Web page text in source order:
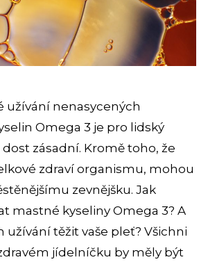
užívání nenasycených
Omega 3 je pro lidský
zásadní. Kromě toho, že
zdraví organismu, mohou
zevnějšku. Jak
mastné kyseliny Omega 3? A
užívání těžit vaše pleť? Všichni
jídelníčku by měly být